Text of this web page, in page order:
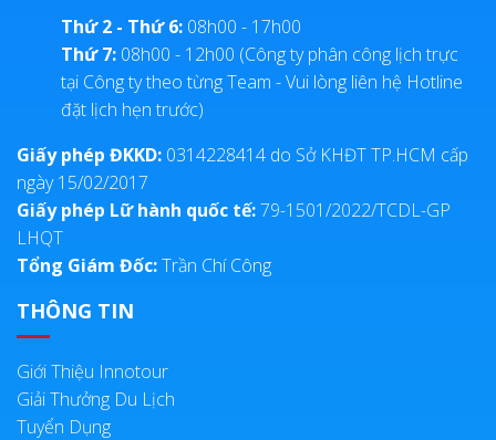
Thứ 2 - Thứ 6: 08h00 - 17h00
Thứ 7: 08h00 - 12h00 (Công ty phân công lịch trực
tại Công ty theo từng Team - Vui lòng liên hệ Hotline
đặt lịch hẹn trước)
Giấy phép ĐKKD: 0314228414 do Sở KHĐT TP.HCM cấp
ngày 15/02/2017
Giấy phép Lữ hành quốc tế:79-1501/2022/TCDL-GP
LHQT
Tổng Giám Đốc:Trần Chí Công
THÔNG TIN
Giới Thiệu Innotour
Giải Thưởng Du Lịch
Tuyển Dụng